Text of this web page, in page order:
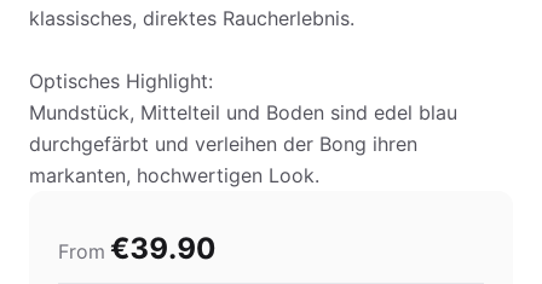
klassisches, direktes Raucherlebnis.
Optisches Highlight:
Mundstück, Mittelteil und Boden sind edel blau
durchgefärbt und verleihen der Bong ihren
markanten, hochwertigen Look.
From €39.90